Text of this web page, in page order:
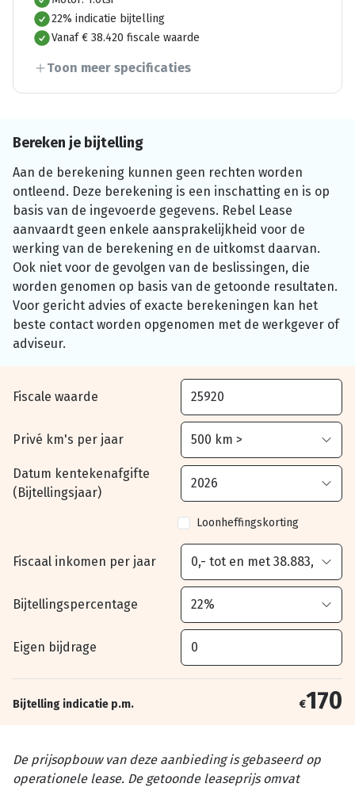
22% indicatie bijtelling
Vanaf € 38.420 fiscale waarde
Toon meer specificaties
Bereken je bijtelling
Aan de berekening kunnen geen rechten worden
ontleend. Deze berekening is een inschatting en is op
basis van de ingevoerde gegevens. Rebel Lease
aanvaardt geen enkele aansprakelijkheid voor de
werking van de berekening en de uitkomst daarvan.
Ook niet voor de gevolgen van de beslissingen, die
worden genomen op basis van de getoonde resultaten.
Voor gericht advies of exacte berekeningen kan het
beste contact worden opgenomen met de werkgever of
adviseur.
Fiscale waarde
Privé km's per jaar
Datum kentekenafgifte
(Bijtellingsjaar)
Loonheffingskorting
Fiscaal inkomen per jaar
Bijtellingspercentage
Eigen bijdrage
Bijtelling indicatie p.m. €170
De prijsopbouw van deze aanbieding is gebaseerd op
operationele lease. De getoonde leaseprijs omvat